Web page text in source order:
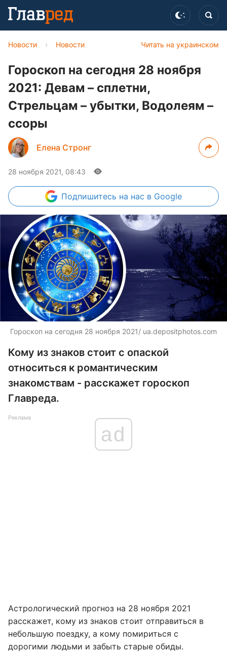
Читать на украинском
Новости › Новости
Гороскоп на сегодня 28 ноября
2021: Девам – сплетни,
Стрельцам – убытки, Водолеям –
ссоры
Елена Стронг
28 ноября 2021, 08:43
Подпишитесь на нас в Google
Гороскоп на сегодня 28 ноября 2021/ ua.depositphotos.com
Кому из знаков стоит с опаской
относиться к романтическим
знакомствам - расскажет гороскоп
Главреда.
Реклама
ad
Астрологический прогноз на 28 ноября 2021
расскажет, кому из знаков стоит отправиться в
небольшую поездку, а кому помириться с
дорогими людьми и забыть старые обиды.